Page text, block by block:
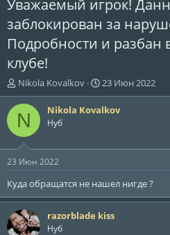
Уважаемый игрок!
заблокирован за
Подробности и
клубе!
А
в
т
о
т
е
м
ы
Nikola Kovalkov
Д
а
т
а
л
а
23 Июн 2022
N Nikola Kovalkov
Нуб
23 Июн 2022
Куда обращатся не нашел нигде ?
razorblade kiss
Нуб